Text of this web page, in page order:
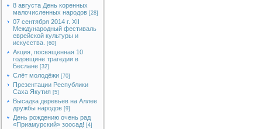
8 августа День коренных
малочисленных народов [28]
07 сентября 2014 г. XII
Международный фестиваль
еврейской культуры и
искусства.
[60]
Акция, посвященная 10
годовщине трагедии в
Беслане [32]
Слёт молодёжи [70]
Презентации Республики
Саха Якутия [5]
Высадка деревьев на Аллее
дружбы народов [9]
День рождению очень рад
«Приамурский» зоосад! [4]